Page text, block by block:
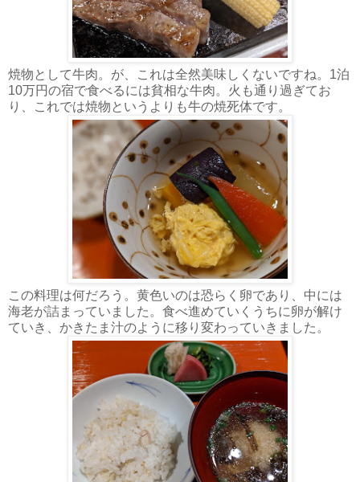
焼物として牛肉。が、これは全然美味しくないですね。1泊
10万円の宿で食べるには貧相な牛肉。火も通り過ぎてお
り、これでは焼物というよりも牛の焼死体です。
この料理は何だろう。黄色いのは恐らく卵であり、中には
海老が詰まっていました。食べ進めていくうちに卵が解け
ていき、かきたま汁のように移り変わっていきました。